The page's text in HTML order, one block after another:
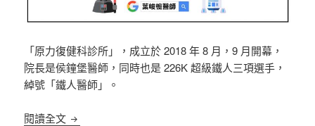
「原力復健科診所」，成立於 2018 年 8 月，9 月開幕，
院長是侯鐘堡醫師，同時也是 226K 超級鐵人三項選手，
綽號「鐵人醫師」。
閱讀全文 《參訪》原力復健科診所 ~ 「鐵人醫師」侯鐘堡院長